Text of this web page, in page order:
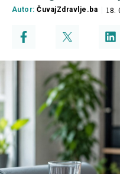
Autor:ČuvajZdravlje.ba 18.